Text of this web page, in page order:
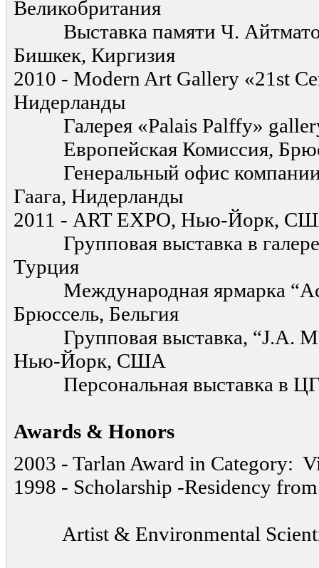
Великобритания
Выставка памяти Ч.
Бишкек, Киргизия
2010 - Modern Art Gallery «21st
Нидерланды
Галерея «Palais Palffy»
Европейская Комиссия,
Генеральный офис компании
Гаага, Нидерланды
2011 - ART EXPO, Нью-Йорк,
Групповая выставка в
Турция
Международная ярмарка
Брюссель, Бельгия
Групповая выставка, “J.A.
Нью-Йорк, США
Персональная выставка в
Awards & Honors
2003 - Tarlan Award in Category:
1998 - Scholarship -Residency
Artist & Environmental